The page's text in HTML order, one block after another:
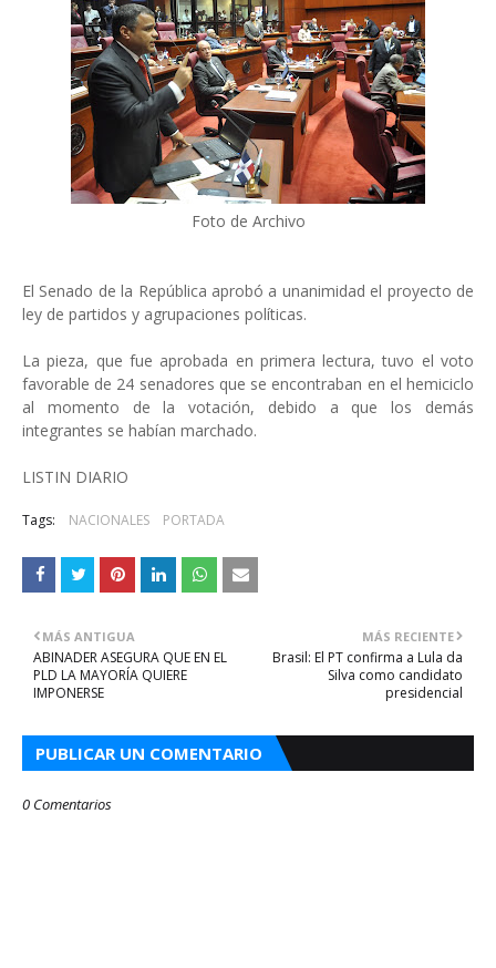
Foto de Archivo
El Senado de la República aprobó a unanimidad el proyecto de
ley de partidos y agrupaciones políticas.
La pieza, que fue aprobada en primera lectura, tuvo el voto
favorable de 24 senadores que se encontraban en el hemiciclo
al momento de la votación, debido a que los demás
integrantes se habían marchado.
LISTIN DIARIO
Tags: NACIONALES PORTADA
MÁS RECIENTE
Brasil: El PT confirma a Lula da
Silva como candidato
presidencial
MÁS ANTIGUA
ABINADER ASEGURA QUE EN EL
PLD LA MAYORÍA QUIERE
IMPONERSE
PUBLICAR UN COMENTARIO
0 Comentarios